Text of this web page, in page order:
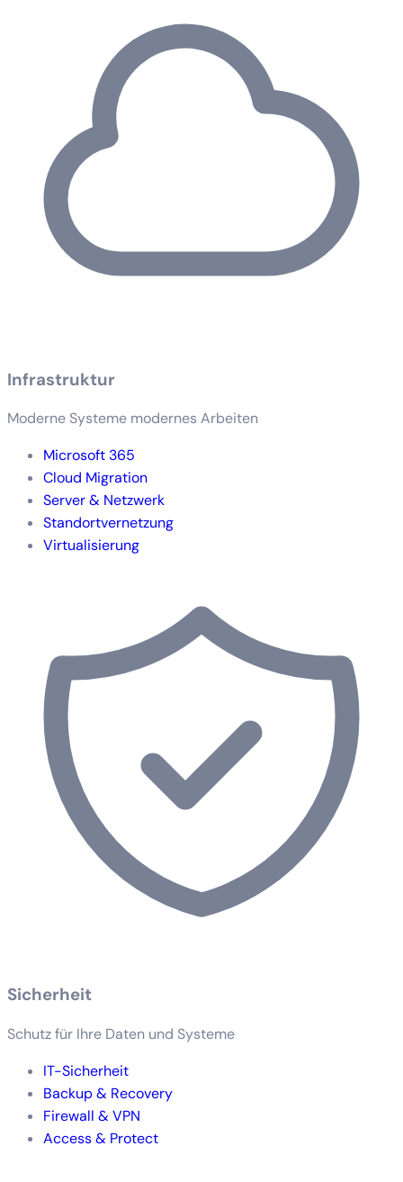
Infrastruktur
Moderne Systeme modernes Arbeiten
Microsoft 365
Cloud Migration
Server & Netzwerk
Standortvernetzung
Virtualisierung
Sicherheit
Schutz für Ihre Daten und Systeme
IT-Sicherheit
Backup & Recovery
Firewall & VPN
Access & Protect